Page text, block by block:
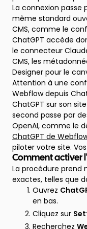
La connexion passe
même standard
CMS, comme le
ChatGPT accède
le connecteur
CMS, les
Designer pour le
Attention à une
Webflow depuis
ChatGPT sur son
second passe par
OpenAI, comme le
ChatGPT de
piloter votre site.
Comment activer
La procédure prend
exactes, telles que
Ouvrez
en bas.
Cliquez sur
Recherchez